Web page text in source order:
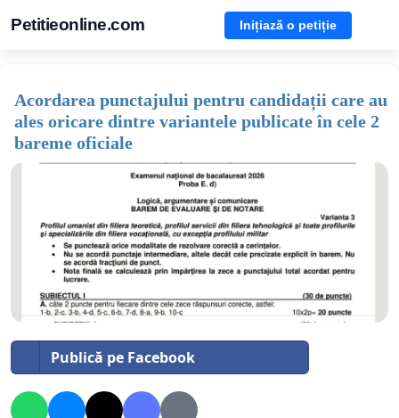
Petitieonline.com Inițiază o petiție
Acordarea punctajului pentru candidații care au
ales oricare dintre variantele publicate în cele 2
bareme oficiale
Publică pe Facebook